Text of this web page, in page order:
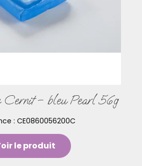
Cernit – bleu Pearl 56g
: CE0860056200C
le produit